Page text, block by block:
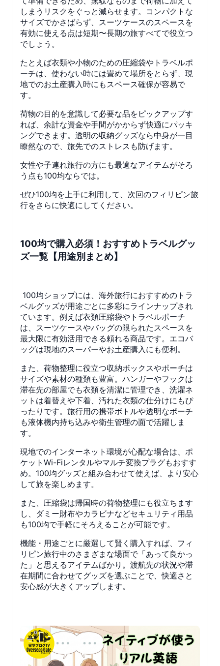
しまうリスクをぐっと減らせます。コンパクトな
サイズでかさばらず、スーツケースのスペースを
有効に使える点は短期〜長期の旅すべてで役立つ
でしょう。
たとえば衣類や小物のための圧縮袋やトラベルポ
ーチは、使わない時には畳めて場所をとらず、現
地でのお土産購入時にもスペース確保が容易で
す。
荷物の目的を意識して必要な品をピックアップす
れば、余計な資金や手間がかからず快適にパッキ
ングできます。透明の収納グッズなら中身が一目
瞭然なので、旅先でのストレスも防げます。
女性や子連れ旅行の方にも最適なアイテムがそろ
う点も100均ならでは。
ぜひ100均を上手に利用して、次回のフィリピン旅
行をさらに快適にしてください。
100均で購入必須！おすすめトラベルグッ
ズ一覧【用途別まとめ】
100均ショップには、海外旅行におすすめのトラ
ベルグッズが用途ごとに多彩にラインナップされ
ています。例えば衣類圧縮袋やトラベルポーチ
は、スーツケースやバッグの限られたスペースを
最大限に有効活用できる頼れる商品です。エコバ
ッグは現地のスーパーやお土産購入にも便利。
また、荷物整理に役立つ収納ボックスやポーチは
サイズや素材の種類も豊富。ハンガーやフックは
滞在先の部屋でも衣類を清潔に管理でき、洗濯ネ
ットは着替えや下着、汚れた衣類の仕分けにもぴ
ったりです。旅行用の携帯ボトルや透明なポーチ
も液体機内持ち込みや衛生管理の面で活躍しま
す。
現地でのインターネット環境が心配な場合は、ポ
ケットWi-Fiレンタルやマルチ変換プラグもおすす
め。100均グッズと組み合わせて使えば、より安心
して旅を楽しめます。
また、圧縮袋は帰国時の荷物整理にも役立ちます
し、ダミー財布やカラビナなどセキュリティ用品
も100均で手軽にそろえることが可能です。
機能・用途ごとに厳選して賢く購入すれば、フィ
リピン旅行中のさまざまな場面で「あって良かっ
た」と思えるアイテムばかり。渡航先の状況や滞
在期間に合わせてグッズを選ぶことで、快適さと
安心感が大きくアップします。